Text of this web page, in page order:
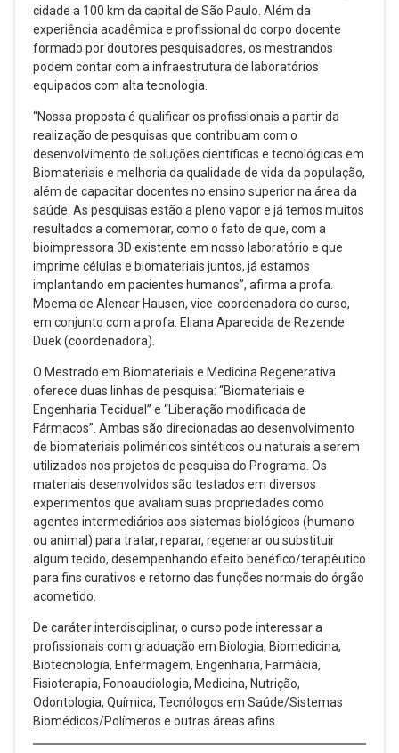
cidade a 100 km da capital de São Paulo. Além da
experiência acadêmica e profissional do corpo docente
formado por doutores pesquisadores, os mestrandos
podem contar com a infraestrutura de laboratórios
equipados com alta tecnologia.
“Nossa proposta é qualificar os profissionais a partir da
realização de pesquisas que contribuam com o
desenvolvimento de soluções científicas e tecnológicas em
Biomateriais e melhoria da qualidade de vida da população,
além de capacitar docentes no ensino superior na área da
saúde. As pesquisas estão a pleno vapor e já temos muitos
resultados a comemorar, como o fato de que, com a
bioimpressora 3D existente em nosso laboratório e que
imprime células e biomateriais juntos, já estamos
implantando em pacientes humanos”, afirma a profa.
Moema de Alencar Hausen, vice-coordenadora do curso,
em conjunto com a profa. Eliana Aparecida de Rezende
Duek (coordenadora).
O Mestrado em Biomateriais e Medicina Regenerativa
oferece duas linhas de pesquisa: “Biomateriais e
Engenharia Tecidual” e “Liberação modificada de
Fármacos”. Ambas são direcionadas ao desenvolvimento
de biomateriais poliméricos sintéticos ou naturais a serem
utilizados nos projetos de pesquisa do Programa. Os
materiais desenvolvidos são testados em diversos
experimentos que avaliam suas propriedades como
agentes intermediários aos sistemas biológicos (humano
ou animal) para tratar, reparar, regenerar ou substituir
algum tecido, desempenhando efeito benéfico/terapêutico
para fins curativos e retorno das funções normais do órgão
acometido.
De caráter interdisciplinar, o curso pode interessar a
profissionais com graduação em Biologia, Biomedicina,
Biotecnologia, Enfermagem, Engenharia, Farmácia,
Fisioterapia, Fonoaudiologia, Medicina, Nutrição,
Odontologia, Química, Tecnólogos em Saúde/Sistemas
Biomédicos/Polímeros e outras áreas afins.